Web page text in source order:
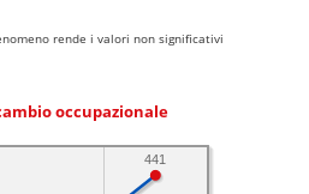
rende i valori non significativi
occupazionale
441